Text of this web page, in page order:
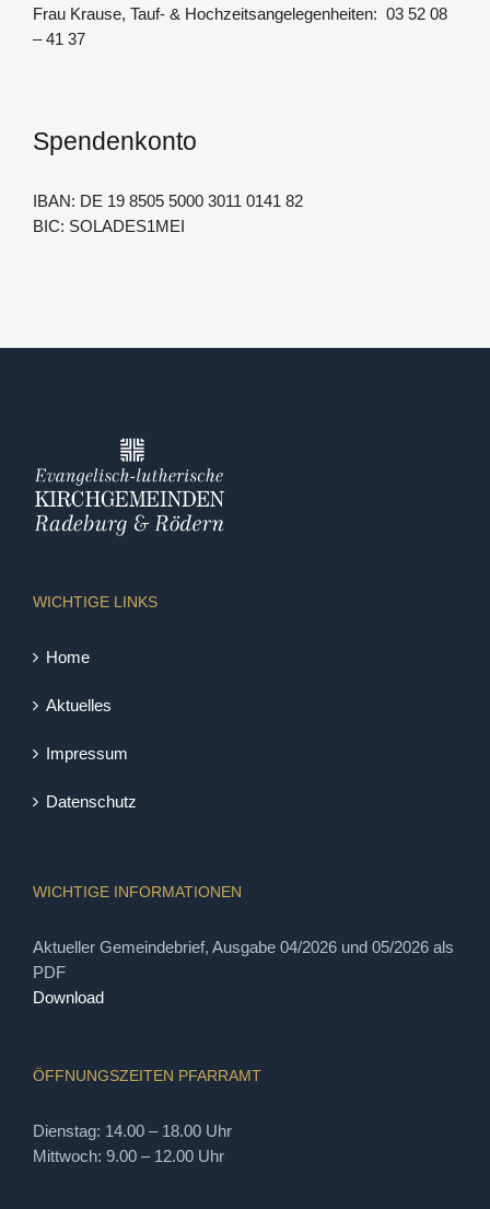
Frau Krause, Tauf- & Hochzeitsangelegenheiten: 03 52 08
– 41 37
Spendenkonto
IBAN: DE 19 8505 5000 3011 0141 82
BIC: SOLADES1MEI
WICHTIGE LINKS
Home
Aktuelles
Impressum
Datenschutz
WICHTIGE INFORMATIONEN
Aktueller Gemeindebrief, Ausgabe 04/2026 und 05/2026 als
PDF
Download
ÖFFNUNGSZEITEN PFARRAMT
Dienstag: 14.00 – 18.00 Uhr
Mittwoch: 9.00 – 12.00 Uhr